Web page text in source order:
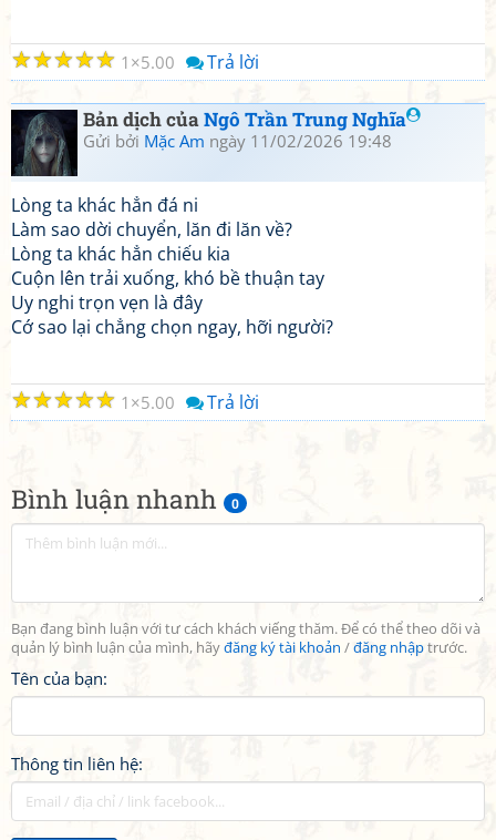
Bình luận nhanh 0
Bạn đang bình luận với tư cách khách viếng thăm. Để có thể theo dõi và
quản lý bình luận của mình, hãyđăng ký tài khoản /đăng nhậptrước.
Tên của bạn:
Thông tin liên hệ:
☆
☆
☆
☆
☆ 1 5.00 Trả lời
Bản dịch củaNgô Trần Trung Nghĩa
Gửi bởi Mặc Am ngày 11/02/2026 19:48
Lòng ta khác hẳn đá ni
Làm sao dời chuyển, lăn đi lăn về?
Lòng ta khác hẳn chiếu kia
Cuộn lên trải xuống, khó bề thuận tay
Uy nghi trọn vẹn là đây
Cớ sao lại chẳng chọn ngay, hỡi người?
☆
☆
☆
☆
☆ 1 5.00 Trả lời